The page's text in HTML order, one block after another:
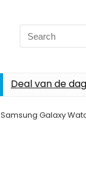
Search
for:
Deal van de dag
Samsung Galaxy